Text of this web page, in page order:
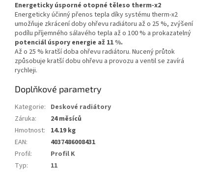
Energeticky úsporné otopné těleso therm-x2
Energeticky účinný přenos tepla díky systému therm-x2
umožňuje zkrácení doby ohřevu radiátoru až o 25 %, zvýšení
podílu příjemného sálavého tepla až o 100 % a prokazatelný
potenciál úspory energie až 11 %.
Až o 25 % kratší doba ohřevu radiátoru. Nucený průtok
způsobuje kratší dobu ohřevu a provozu a ventil se zavírá
rychleji.
Doplňkové parametry
Kategorie: Deskové radiátory
Záruka:
24 měsíců
Hmotnost:
14.19 kg
EAN:
4037486008431
Profil:
Profil K
Typ:
11